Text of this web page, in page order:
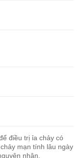
điều trị ỉa chảy có
mạn tính lâu ngày
nhân.